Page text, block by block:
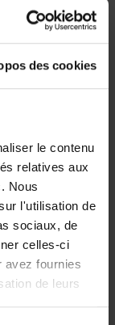
des cookies
le contenu
relatives aux
Nous
l'utilisation de
sociaux, de
celles-ci
avez fournies
de leurs